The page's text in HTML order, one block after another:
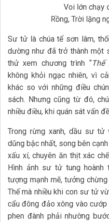
Voi lớn chạy
Rồng, Trời lặng
Sư tử là chúa tể sơn lâm,
dường như đã trở thành một
thử xem chương trình “Thế
không khỏi ngạc nhiên, vì
khác so với những điều
sách. Nhưng cũng từ đó,
nhiều điều, khi quán sát vấn
Trong rừng xanh, dầu sư
dũng bậc nhất, song bên
xấu xí, chuyên ăn thịt xác
Hình ảnh sư tử tung hoành
tượng mạnh mẽ, tưởng
Thế mà nhiều khi con sư tử
cẩu đông đảo xông vào
phen đành phải nhường